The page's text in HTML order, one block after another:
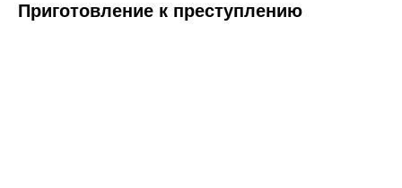
Приготовление к преступлению